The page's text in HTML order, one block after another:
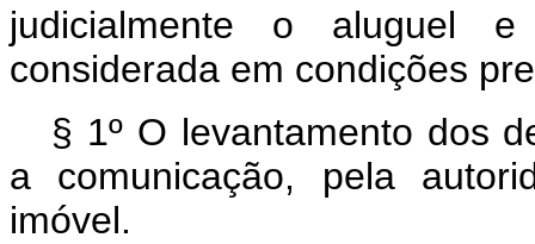
judicialmente o aluguel
considerada em condições
§ 1º O levantamento dos
a comunicação, pela
imóvel.